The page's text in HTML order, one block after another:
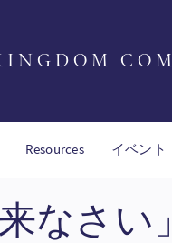
Resources イベント
来なさ